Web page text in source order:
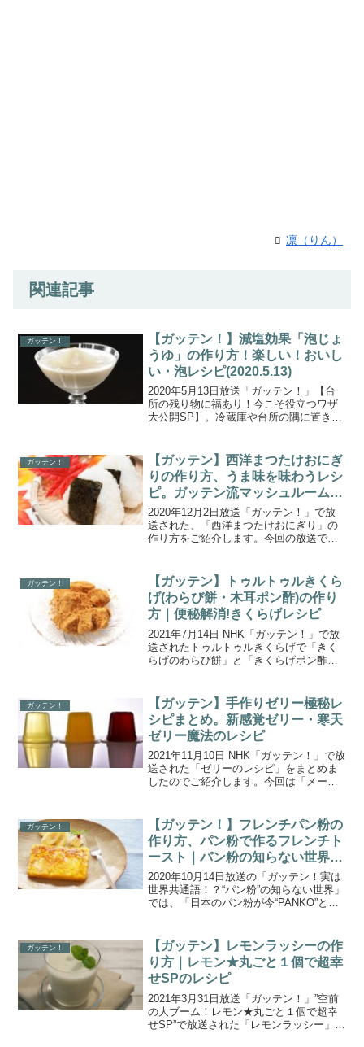
凛（りん）
関連記事
ガッテン！
【ガッテン！】減塩効果「泡じょ
うゆ」の作り方！楽しい！おいし
い・泡レシピ(2020.5.13)
2020年5月13日放送「ガッテン！」【台
所の残り物に福あり！今こそ役立つワザ
大公開SP】。冷蔵庫や台所の隅に置き去
は、「泡じょうゆ（泡醤油）」の作り方
についてご紹介し...
ガッテン！
【ガッテン】西洋まつたけおにぎ
りの作り方、うま味を味わうレシ
ピ。ガッテン流マッシュルームの
香りを高める方法
2020年12月2日放送「ガッテン！」で放
送された、「西洋まつたけおにぎり」の
作り方をご紹介します。今回の放送で
を取り上げ、調べてみたら見えてきたマ
ッシュルーム真の...
ガッテン！
【ガッテン】トゥルトゥルきくら
げ(わらび餅・木耳ポン酢)の作り
方｜便秘解消!きくらげレシピ
2021年7月14日 NHK「ガッテン！」で放
送されたトゥルトゥルきくらげで「きく
らげのわらび餅」と「きくらげポン酢」
取り上げました。きくらげは全食品の中
で不溶性食...
ガッテン！
【ガッテン】手作りゼリー極秘レ
シピまとめ。新感覚ゼリー・寒天
ゼリー魔法のレシピ
2021年11月10日 NHK「ガッテン！」で放
送された「ゼリーのレシピ」をまとめま
したのでご紹介します。今回は「メーカ
開発者が明かす、ぷるっぷるのゼリーを
生む、公式レ...
ガッテン！
【ガッテン！】フレンチパン粉の
作り方、パン粉で作るフレンチト
ースト｜パン粉の知らない世界
絶品レシピ
2020年10月14日放送の「ガッテン！実は
世界共通語！？“パン粉”の知らない世界」
では、「日本のパン粉が今“PANKO”とし
遂げたPANKOの“知られざる世界”のルー
ツ...
ガッテン！
【ガッテン】レモンラッシーの作
り方｜レモン★丸ごと１個で超幸
せSPのレシピ
2021年3月31日放送「ガッテン！」”空前
の大ブーム！レモン★丸ごと１個で超幸
せSP”で放送された「レモンラッシー」の